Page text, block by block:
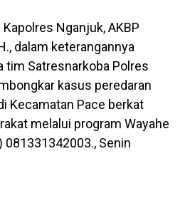
Nganjuk, AKBP
dalam keterangannya
tim Satresnarkoba Polres
kasus peredaran
Kecamatan Pace berkat
melalui program Wayahe
081331342003., Senin